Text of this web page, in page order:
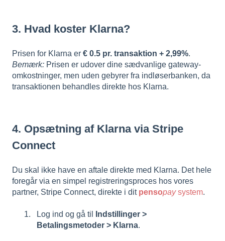
3. Hvad koster Klarna?
Prisen for Klarna er € 0.5 pr. transaktion + 2,99%.
Bemærk: Prisen er udover dine sædvanlige gateway-
omkostninger, men uden gebyrer fra indløserbanken, da
transaktionen behandles direkte hos Klarna.
4. Opsætning af Klarna via Stripe
Connect
Du skal ikke have en aftale direkte med Klarna. Det hele
foregår via en simpel registreringsproces hos vores
partner, Stripe Connect, direkte i dit pensopaysystem.
Log ind og gå til
Indstillinger >
Betalingsmetoder > Klarna.